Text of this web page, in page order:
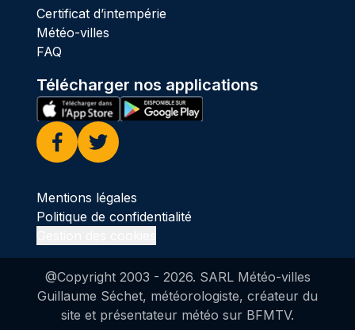
Certificat d’intempérie
Météo-villes
FAQ
Télécharger nos applications
Facebook
Twitter
Mentions légales
Politique de confidentialité
@Copyright 2003 - 2026. SARL Météo-villes
Guillaume Séchet, météorologiste, créateur du
site et présentateur météo sur BFMTV.